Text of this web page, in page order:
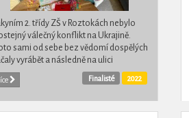
2. třídy ZŠ v Roztokách nebylo
válečný konflikt na Ukrajině.
sami od sebe bez vědomí dospělých
vyrábět a následně na ulici
náramky s jasným plánem:
z nich putoval...
2022
Finalisté